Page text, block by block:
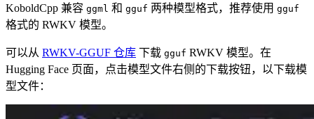
KoboldCpp 兼容 ggml 和 gguf 两种模型格式，推荐使用 gguf
格式的 RWKV 模型。
可以从 RWKV-GGUF 仓库 下载 gguf RWKV 模型。在
Hugging Face 页面，点击模型文件右侧的下载按钮，以下载模
型文件：